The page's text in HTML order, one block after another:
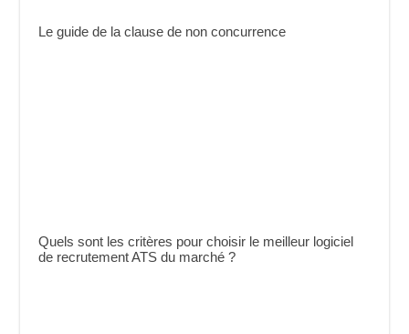
Le guide de la clause de non concurrence
Quels sont les critères pour choisir le meilleur logiciel
de recrutement ATS du marché ?